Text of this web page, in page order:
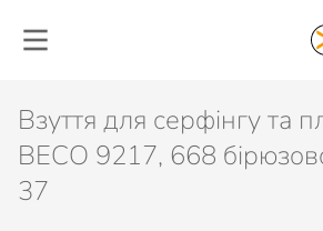
Взуття для серфінгу та
BECO 9217, 668
37